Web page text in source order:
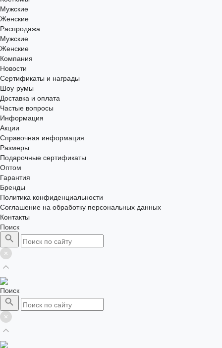
Мужские
Женские
Распродажа
Мужские
Женские
Компания
Новости
Сертификаты и награды
Шоу-румы
Доставка и оплата
Частые вопросы
Информация
Акции
Справочная информация
Размеры
Подарочные сертификаты
Оптом
Гарантия
Бренды
Политика конфиденциальности
Соглашение на обработку персональных данных
Контакты
Поиск
Поиск